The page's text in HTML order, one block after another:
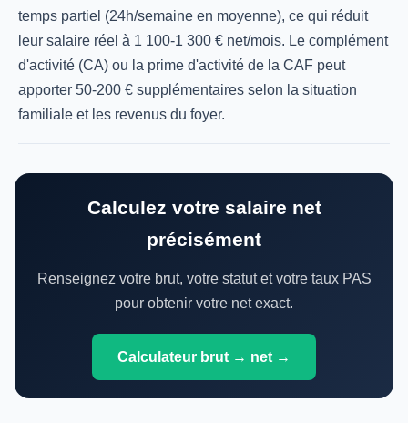
temps partiel (24h/semaine en moyenne), ce qui réduit
leur salaire réel à 1 100-1 300 € net/mois. Le complément
d'activité (CA) ou la prime d'activité de la CAF peut
apporter 50-200 € supplémentaires selon la situation
familiale et les revenus du foyer.
Calculez votre salaire net
précisément
Renseignez votre brut, votre statut et votre taux PAS
pour obtenir votre net exact.
Calculateur brut → net →